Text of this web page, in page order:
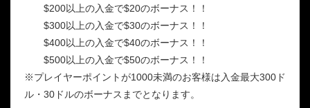
$200以上の入金で$20のボーナス！！
$300以上の入金で$30のボーナス！！
$400以上の入金で$40のボーナス！！
$500以上の入金で$50のボーナス！！
※プレイヤーポイントが1000未満のお客様は入金最大300ド
ル・30ドルのボーナスまでとなります。